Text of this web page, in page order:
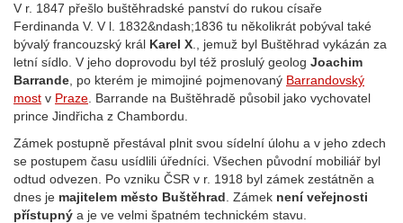
V r. 1847 přešlo buštěhradské panství do rukou císaře
Ferdinanda V. V l. 1832&ndash;1836 tu několikrát pobýval také
bývalý francouzský král Karel X ., jemuž byl Buštěhrad vykázán za
letní sídlo. V jeho doprovodu byl též proslulý geolog Joachim
Barrande , po kterém je mimojiné pojmenovaný Barrandovský
most v Praze . Barrande na Buštěhradě působil jako vychovatel
prince Jindřicha z Chambordu.
Zámek postupně přestával plnit svou sídelní úlohu a v jeho zdech
se postupem času usídlili úředníci. Všechen původní mobiliář byl
odtud odvezen. Po vzniku ČSR v r. 1918 byl zámek zestátněn a
dnes je majitelem město Buštěhrad . Zámek není veřejnosti
přístupný a je ve velmi špatném technickém stavu.